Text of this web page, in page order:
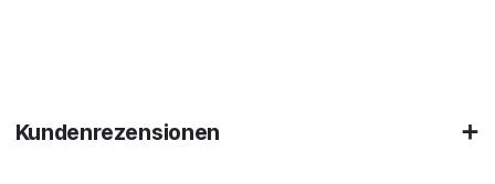
Kundenrezensionen